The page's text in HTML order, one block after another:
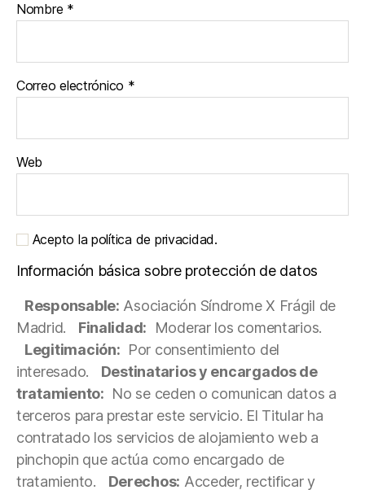
Nombre *
Correo electrónico *
Web
Acepto la política de privacidad.
Información básica sobre protección de datos
Responsable: Asociación Síndrome X Frágil de
Madrid.
Finalidad: Moderar los comentarios.
Legitimación: Por consentimiento del
interesado.
Destinatarios y encargados de
tratamiento: No se ceden o comunican datos a
terceros para prestar este servicio. El Titular ha
contratado los servicios de alojamiento web a
pinchopin que actúa como encargado de
tratamiento.
Derechos: Acceder, rectificar y